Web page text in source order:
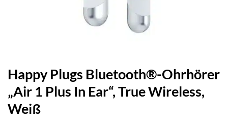
Happy Plugs Bluetooth®-Ohrhörer
„Air 1 Plus In Ear“, True Wireless,
Weiß